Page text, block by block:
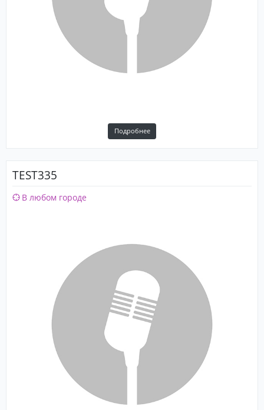
Подробнее
TEST335
В любом городе